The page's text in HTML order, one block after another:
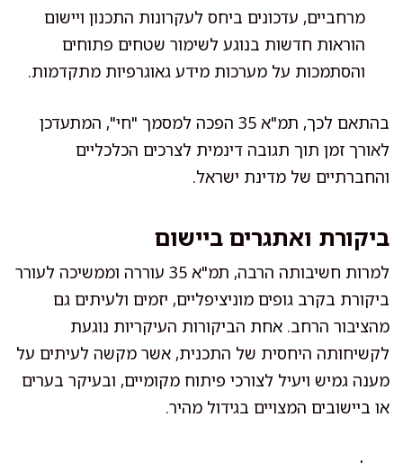
מרחביים, עדכונים ביחס לעקרונות התכנון ויישום
הוראות חדשות בנוגע לשימור שטחים פתוחים
והסתמכות על מערכות מידע גאוגרפיות מתקדמות.
בהתאם לכך, תמ"א 35 הפכה למסמך "חי", המתעדכן
לאורך זמן תוך תגובה דינמית לצרכים הכלכליים
והחברתיים של מדינת ישראל.
ביקורת ואתגרים ביישום
למרות חשיבותה הרבה, תמ"א 35 עוררה וממשיכה לעורר
ביקורת בקרב גופים מוניציפליים, יזמים ולעיתים גם
מהציבור הרחב. אחת הביקורות העיקריות נוגעת
לקשיחותה היחסית של התכנית, אשר מקשה לעיתים על
מענה גמיש ויעיל לצורכי פיתוח מקומיים, ובעיקר בערים
או ביישובים המצויים בגידול מהיר.